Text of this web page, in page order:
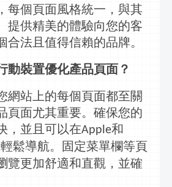
每個頁面風格統一，與其
提供精美的體驗向您的客
合法且值得信賴的品牌。
動裝置優化產品頁面？
網站上的每個頁面都至關
頁面尤其重要。確保您的
，並且可以在Apple和
鬆導航。固定菜單欄等頁
覽更加舒適和直觀，並確